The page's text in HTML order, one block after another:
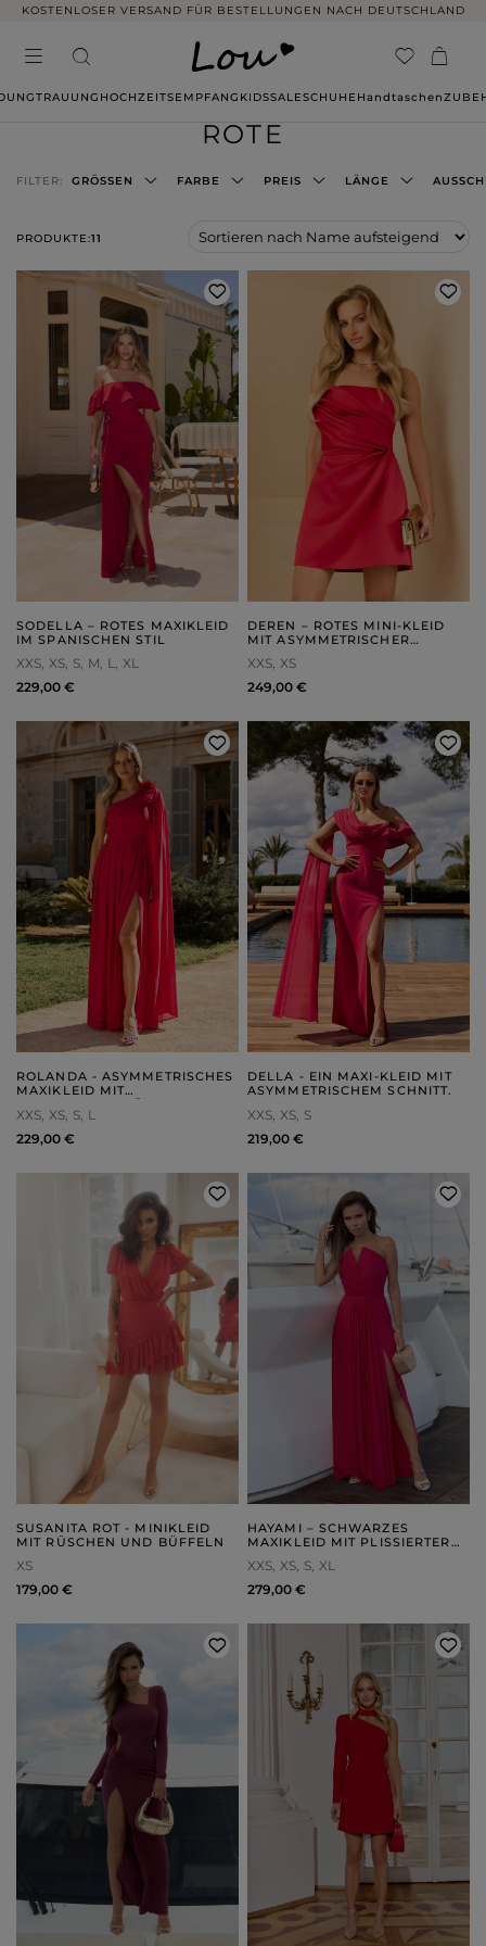
KOSTENLOSER VERSAND FÜR BESTELLUNGEN NACH DEUTSCHLAND
TRAUUNG HOCHZEITSEMPFANG KIDSSALESCHUHE Handtaschen
ROTE
PRODUKTE:11
FILTER: GRÖSSEN FARBE PREIS LÄNGE
SODELLA – ROTES MAXIKLEID
IM SPANISCHEN STIL
XXS XS S M L XL
229,00 €
DEREN – ROTES MINI-KLEID
MIT ASYMMETRISCHER
XXS XS
249,00 €
ROLANDA - ASYMMETRISCHES
MAXIKLEID MIT
BLUME
XXS XS S L
229,00 €
DELLA - EIN MAXI-KLEID MIT
ASYMMETRISCHEM SCHNITT.
XXS XS S
219,00 €
SUSANITA ROT - MINIKLEID
MIT RÜSCHEN UND BÜFFELN
XS
179,00 €
HAYAMI – SCHWARZES
MAXIKLEID MIT PLISSIERTER
XXS XS S XL
279,00 €